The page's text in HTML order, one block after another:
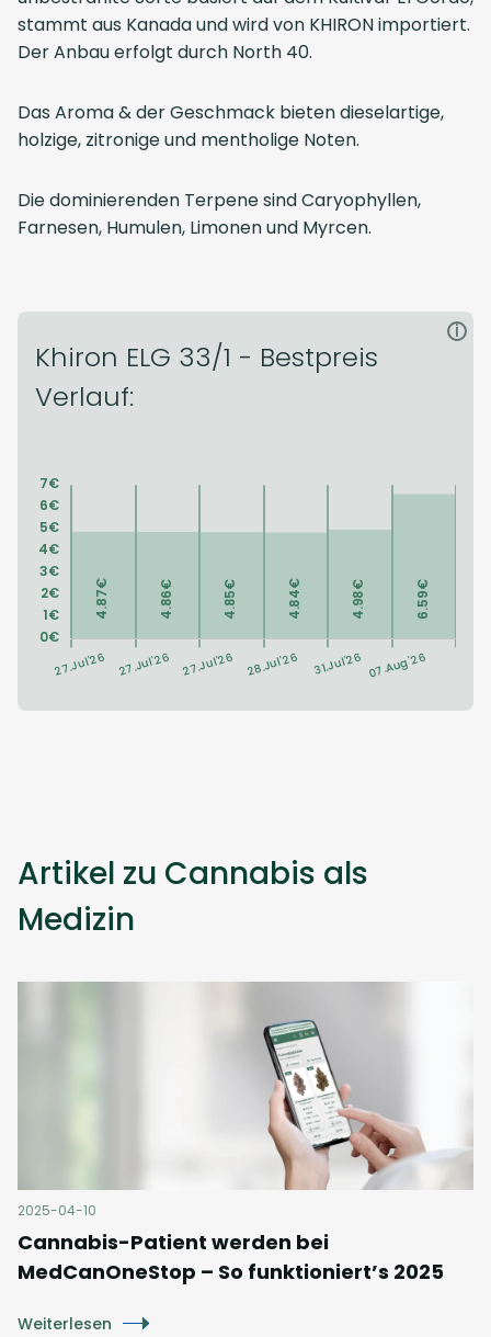
stammt aus Kanada und wird von KHIRON importiert.
Der Anbau erfolgt durch North 40.
Das Aroma & der Geschmack bieten dieselartige,
holzige, zitronige und mentholige Noten.
Die dominierenden Terpene sind Caryophyllen,
Farnesen, Humulen, Limonen und Myrcen.
Khiron ELG 33/1 - Bestpreis
Verlauf:
i
Artikel zu Cannabis als
Medizin
2025-04-10
Cannabis-Patient werden bei
MedCanOneStop – So funktioniert’s 2025
Weiterlesen